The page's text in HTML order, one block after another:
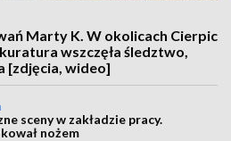
Marty K. W okolicach Cierpic
wszczęła śledztwo,
[zdjęcia, wideo]
sceny w zakładzie pracy.
nożem